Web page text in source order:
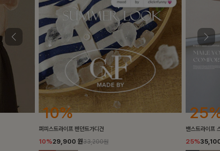
25%
밴스트라이프 스트링원피스
25%35,100 원46,800원
10%
[5천장돌파/
10%